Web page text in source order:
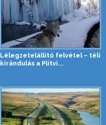
Lélegzetelállító felvétel – téli
kirándulás a Plitvi...